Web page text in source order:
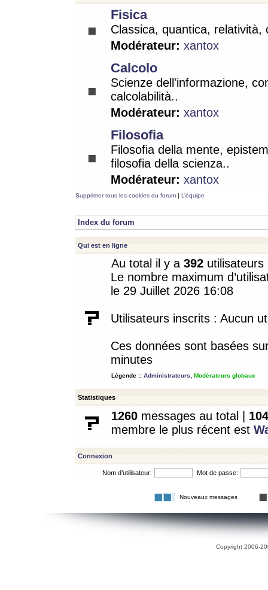
Fisica
Classica, quantica, relatività,
Modérateur: xantox
Calcolo
Scienze dell'informazione,
calcolabilità..
Modérateur: xantox
Filosofia
Filosofia della mente,
filosofia della scienza..
Modérateur: xantox
Supprimer tous les cookies du forum | L’équipe
Index du forum
Qui est en ligne
Au total il y a 392
Le nombre maximum
le 29 Juillet 2026 16:08
Utilisateurs inscrits : Aucun
Ces données sont basées
minutes
Légende :: Administrateurs Modérateurs globaux
Statistiques
1260 messages au total | 104
membre le plus récent est
Connexion
Nom d’utilisateur: Mot de passe:
Nouveaux messages
Copyright 2006-